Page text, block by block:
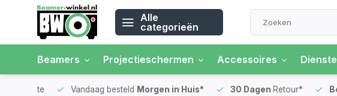
Alle
categorieën
Beamers Projectieschermen Accessoires
Vandaag besteldMorgen in Huis* 30 DagenRetour*